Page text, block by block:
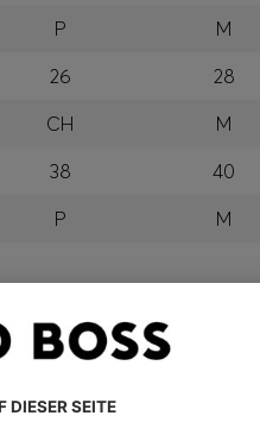
P M
26 28
CH M
38 40
P M
Andorra, Bahrain,
Litauen, Luxemburg,
Saudi-Arabien,
Arabische Emirate
Irland
USA